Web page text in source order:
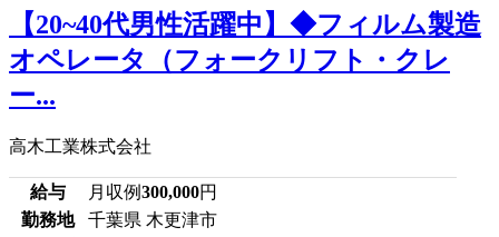
【20~40代男性活躍中】◆フィルム製造
オペレータ（フォークリフト・クレ
ー...
高木工業株式会社
給与 月収例300,000円
勤務地
千葉県 木更津市